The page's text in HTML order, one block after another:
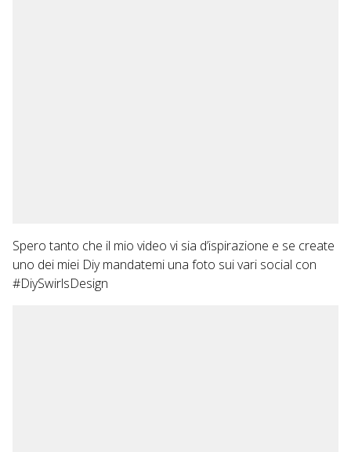
Spero tanto che il mio video vi sia d’ispirazione e se create
uno dei miei Diy mandatemi una foto sui vari social con
#DiySwirlsDesign